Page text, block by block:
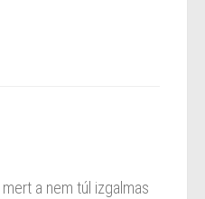
a nem túl izgalmas